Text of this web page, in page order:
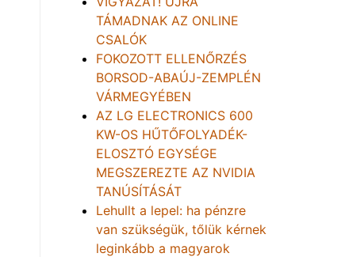
TÁMADNAK AZ ONLINE
CSALÓK
FOKOZOTT ELLENŐRZÉS
BORSOD-ABAÚJ-ZEMPLÉN
VÁRMEGYÉBEN
AZ LG ELECTRONICS 600
KW-OS HŰTŐFOLYADÉK-
ELOSZTÓ EGYSÉGE
MEGSZEREZTE AZ NVIDIA
TANÚSÍTÁSÁT
Lehullt a lepel: ha pénzre
van szükségük, tőlük kérnek
leginkább a magyarok